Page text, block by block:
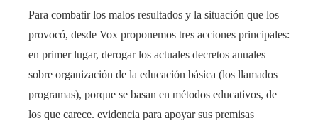
Para combatir los malos resultados y la situación que los
provocó, desde Vox proponemos tres acciones principales:
en primer lugar, derogar los actuales decretos anuales
sobre organización de la educación básica (los llamados
programas), porque se basan en métodos educativos, de
los que carece. evidencia para apoyar sus premisas